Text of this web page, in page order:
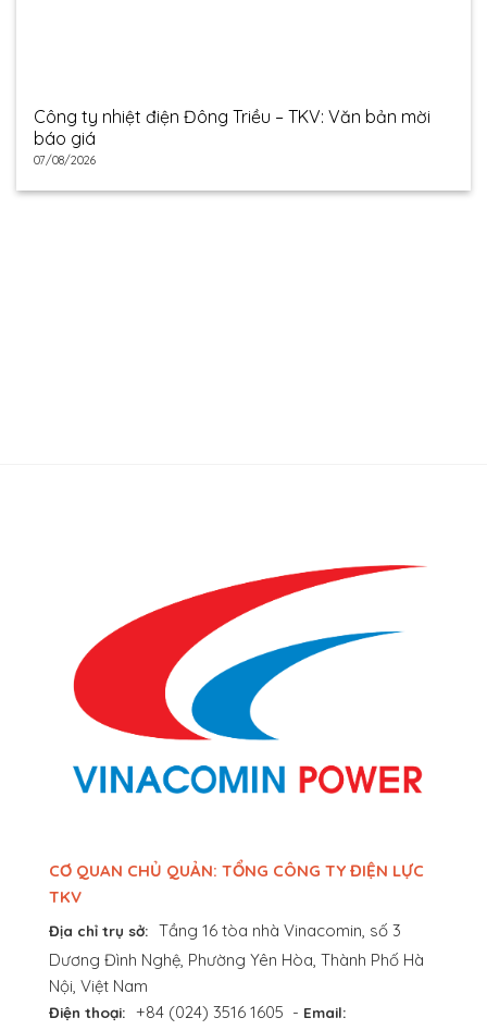
Công ty nhiệt điện Đông Triều – TKV: Văn bản mời
báo giá
07/08/2026
CƠ QUAN CHỦ QUẢN: TỔNG CÔNG TY ĐIỆN LỰC
TKV
Địa chỉ trụ sở: Tầng 16 tòa nhà Vinacomin, số 3
Dương Đình Nghệ, Phường Yên Hòa, Thành Phố Hà
Nội, Việt Nam
Điện thoại: +84 (024) 3516 1605 - Email: